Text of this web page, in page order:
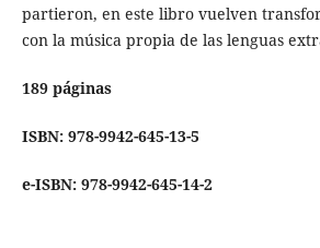
partieron, en este libro vuelven
con la música propia de las lenguas
189 páginas
ISBN: 978-9942-645-13-5
e-ISBN: 978-9942-645-14-2